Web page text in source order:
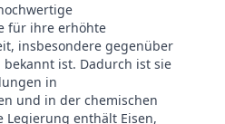
für ihre erhöhte
insbesondere gegenüber
ist. Dadurch ist sie
in
und in der chemischen
enthält Eisen,